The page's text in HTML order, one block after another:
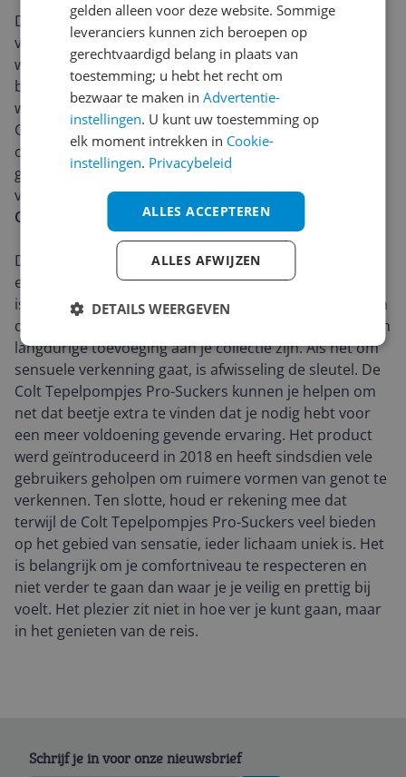
Deze Pro-Suckers werken door het creëren van een
vacuüm rond de tepel, waardoor de doorbloeding
wordt gestimuleerd en de gevoeligheid toeneemt. Dit
betekent dat elke aanraking een groter effect heeft,
waardoor de sensaties sterker en bevredigender zijn.
Gemakkelijk in gebruik, je hebt geen extra apparatuur
of accessoires nodig om ze te gebruiken. Je plaatst ze
gewoon, geniet van het gevoel en profiteert van de
verbeterde gevoeligheid die daarna komt.
Ontwerp en materiaal
De Colt Tepelpompjes Pro-Suckers zijn gemaakt met
een strak, modern ontwerp dat niet alleen functioneel
is, maar ook aantrekkelijk. Ze zijn gemaakt van veilig en
duurzaam materiaal, waardoor ze een betrouwbare en
langdurige toevoeging aan je collectie zijn. Als het om
sensuele verkenning gaat, is afwisseling de sleutel. De
Colt Tepelpompjes Pro-Suckers kunnen je helpen om
net dat beetje extra te vinden dat je nodig hebt voor
een meer voldoening gevende ervaring. Het product
werd geïntroduceerd in 2018 en heeft sindsdien vele
gebruikers geholpen om ruimere vormen van genot te
verkennen. Ten slotte, houd er rekening mee dat
terwijl de Colt Tepelpompjes Pro-Suckers veel bieden
op het gebied van sensatie, ieder lichaam uniek is. Het
is belangrijk om je comfortniveau te respecteren en
niet verder te gaan dan waar je je veilig en prettig bij
voelt. Het plezier zit niet in hoe ver je kunt gaan, maar
in het genieten van de reis.
Schrijf je in voor onze nieuwsbrief
gelden alleen voor deze website. Sommige
leveranciers kunnen zich beroepen op
gerechtvaardigd belang in plaats van
toestemming; u hebt het recht om
bezwaar te maken inAdvertentie-
instellingen. U kunt uw toestemming op
elk moment intrekken in Cookie-
instellingen. Privacybeleid
ALLES ACCEPTEREN
ALLES AFWIJZEN
DETAILS WEERGEVEN